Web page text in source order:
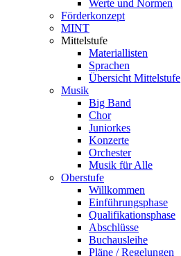
Werte und Normen
Förderkonzept
MINT
Mittelstufe
Materiallisten
Sprachen
Übersicht Mittelstufe
Musik
Big Band
Chor
Juniorkes
Konzerte
Orchester
Musik für Alle
Oberstufe
Willkommen
Einführungsphase
Qualifikationsphase
Abschlüsse
Buchausleihe
Pläne / Regelungen